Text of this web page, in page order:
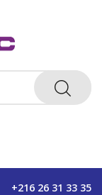
+216 26 31 33 35